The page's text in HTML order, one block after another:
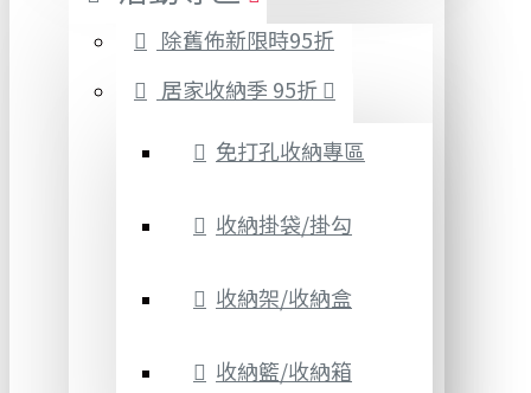
除舊佈新限時95折
居家收納季 95折
免打孔收納專區
收納掛袋/掛勾
收納架/收納盒
收納籃/收納箱